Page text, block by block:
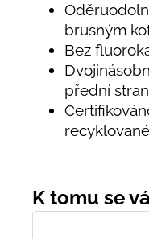
brusným
Bez
přední